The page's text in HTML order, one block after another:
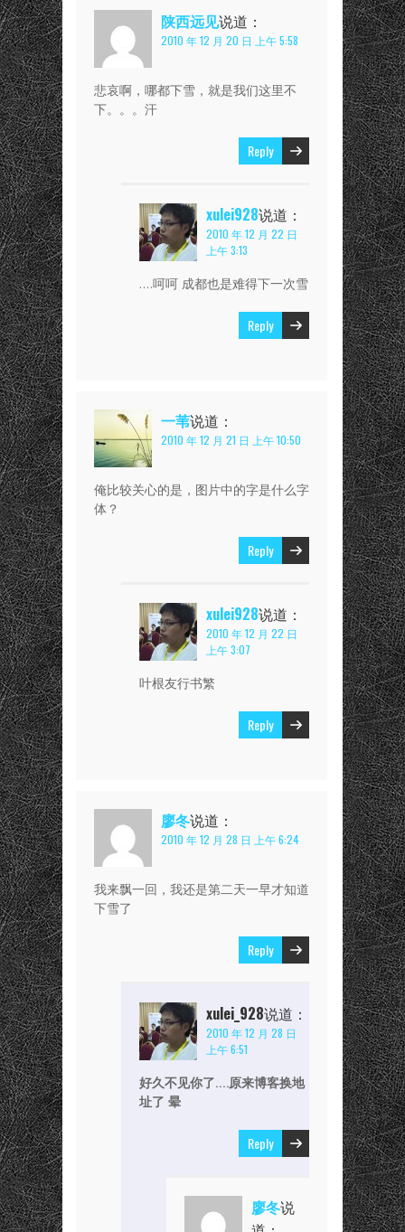
陕西远见说道：
2010 年 12 月 20 日 上午 5:58
悲哀啊，哪都下雪，就是我们这里不
下。。。汗
Reply
xulei928说道：
2010 年 12 月 22 日
上午 3:13
….呵呵 成都也是难得下一次雪
Reply
一苇说道：
2010 年 12 月 21 日 上午 10:50
俺比较关心的是，图片中的字是什么字
体？
Reply
xulei928说道：
2010 年 12 月 22 日
上午 3:07
叶根友行书繁
Reply
廖冬说道：
2010 年 12 月 28 日 上午 6:24
我来飘一回，我还是第二天一早才知道
下雪了
Reply
xulei_928说道：
2010 年 12 月 28 日
上午 6:51
好久不见你了….原来博客换地
址了 晕
Reply
廖冬说